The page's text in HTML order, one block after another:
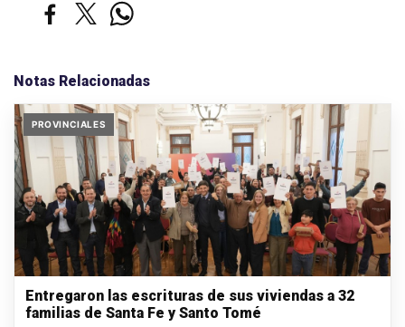
Notas Relacionadas
PROVINCIALES
Entregaron las escrituras de sus viviendas a 32
familias de Santa Fe y Santo Tomé